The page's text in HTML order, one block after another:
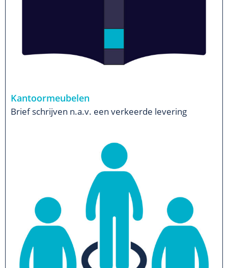
Kantoormeubelen
Brief schrijven n.a.v. een verkeerde levering